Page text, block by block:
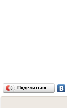
Поделиться…